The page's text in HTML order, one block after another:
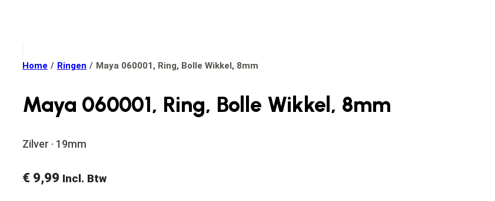
Home / Ringen / Maya 060001, Ring, Bolle Wikkel, 8mm
Maya 060001, Ring, Bolle Wikkel, 8mm
Zilver · 19mm
€ 9,99 Incl. Btw